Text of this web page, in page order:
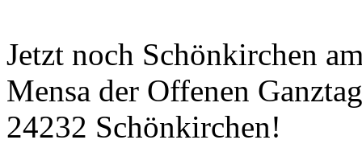
Jetzt noch Schönkirchen
Mensa der Offenen
24232 Schönkirchen!